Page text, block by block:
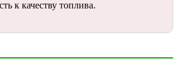
к качеству топлива.